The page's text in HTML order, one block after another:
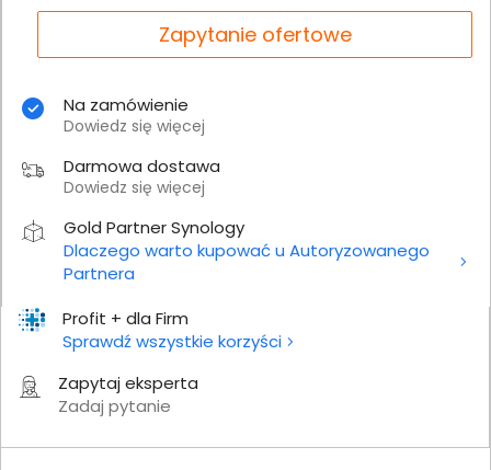
Profit + dla Firm
Sprawdź wszystkie korzyści
Zapytaj eksperta
Zadaj pytanie
Zapytanie ofertowe
Na zamówienie
Dowiedz się więcej
Darmowa dostawa
Dowiedz się więcej
Gold Partner Synology
Dlaczego warto kupować u Autoryzowanego
Partnera